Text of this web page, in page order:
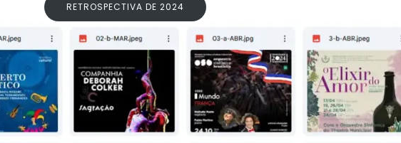
RETROSPECTIVA DE 2024